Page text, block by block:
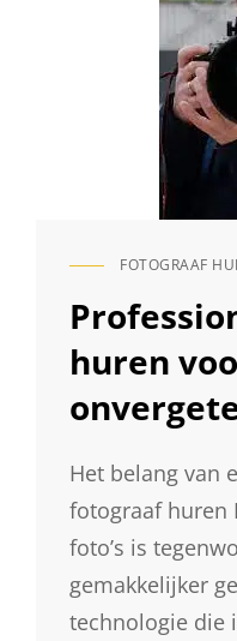
CAT
FOTOGRAAF
huren
Het belang van
fotograaf huren
foto’s is
gemakkelijker
technologie die